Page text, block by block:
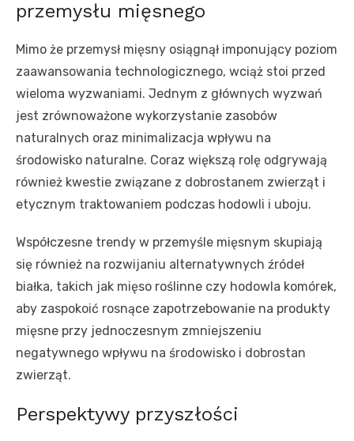
przemysłu mięsnego
Mimo że przemysł mięsny osiągnął imponujący poziom
zaawansowania technologicznego, wciąż stoi przed
wieloma wyzwaniami. Jednym z głównych wyzwań
jest zrównoważone wykorzystanie zasobów
naturalnych oraz minimalizacja wpływu na
środowisko naturalne. Coraz większą rolę odgrywają
również kwestie związane z dobrostanem zwierząt i
etycznym traktowaniem podczas hodowli i uboju.
Współczesne trendy w przemyśle mięsnym skupiają
się również na rozwijaniu alternatywnych źródeł
białka, takich jak mięso roślinne czy hodowla komórek,
aby zaspokoić rosnące zapotrzebowanie na produkty
mięsne przy jednoczesnym zmniejszeniu
negatywnego wpływu na środowisko i dobrostan
zwierząt.
Perspektywy przyszłości